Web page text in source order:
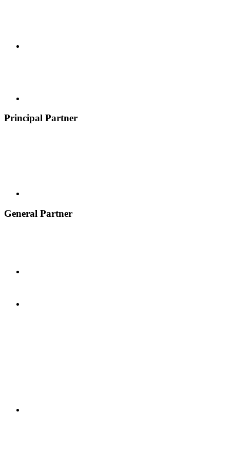
Principal Partner
General Partner